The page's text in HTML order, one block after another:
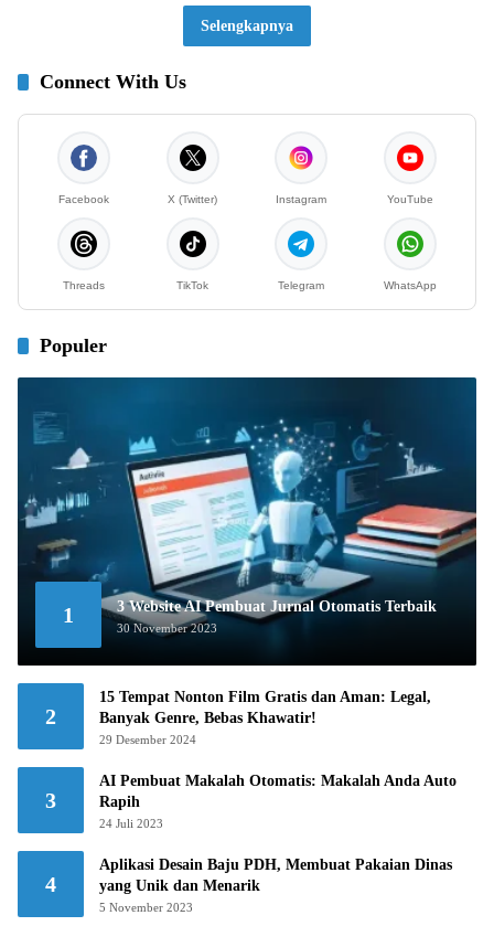
Selengkapnya
Connect With Us
Facebook X (Twitter) Instagram YouTube
Threads TikTok Telegram WhatsApp
Populer
1 3 Website AI Pembuat Jurnal Otomatis Terbaik
30 November 2023
2
15 Tempat Nonton Film Gratis dan Aman: Legal,
Banyak Genre, Bebas Khawatir!
29 Desember 2024
3
AI Pembuat Makalah Otomatis: Makalah Anda Auto
Rapih
24 Juli 2023
4
Aplikasi Desain Baju PDH, Membuat Pakaian Dinas
yang Unik dan Menarik
5 November 2023